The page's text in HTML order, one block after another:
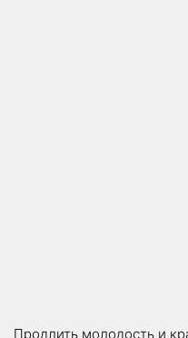
Продлить молодость и